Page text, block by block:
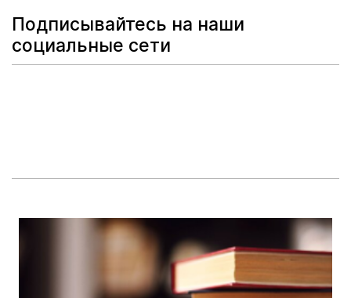
Подписывайтесь на наши
социальные сети